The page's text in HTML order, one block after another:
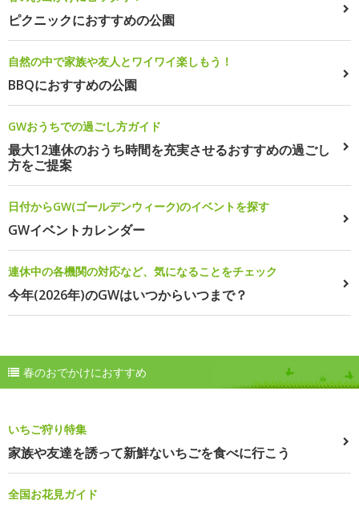
ピクニックにおすすめの公園
自然の中で家族や友人とワイワイ楽しもう！
BBQにおすすめの公園
GWおうちでの過ごし方ガイド
最大12連休のおうち時間を充実させるおすすめの過ごし
方をご提案
日付からGW(ゴールデンウィーク)のイベントを探す
GWイベントカレンダー
連休中の各機関の対応など、気になることをチェック
今年(2026年)のGWはいつからいつまで？
春のおでかけにおすすめ
いちご狩り特集
家族や友達を誘って新鮮ないちごを食べに行こう
全国お花見ガイド